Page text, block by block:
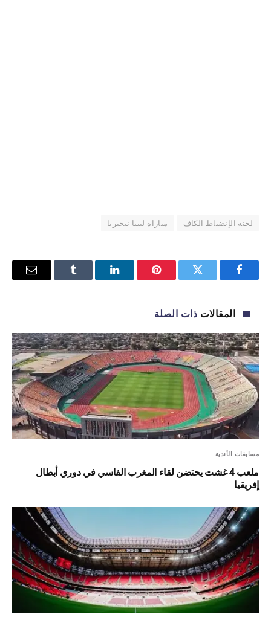
لجنة الإنضباط الكاف مباراة ليبيا نيجيريا
فيسبوك تويتر بينتيريستلينكدإن Tumblr
البريد
المقالات ذات الصلة
مسابقات الأندية
ملعب 4 غشت يحتضن لقاء المغرب الفاسي في دوري أبطال
إفريقيا